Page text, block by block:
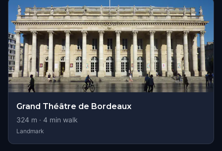
Grand Théâtre de Bordeaux
324 m · 4 min walk
Landmark